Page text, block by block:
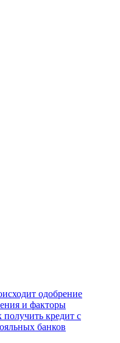
одобрение
и факторы
получить кредит с
банков